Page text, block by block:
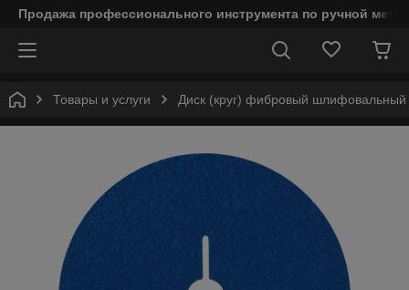
Продажа профессионального инструмента по ручной
Товары и услуги Диск (круг) фибровый